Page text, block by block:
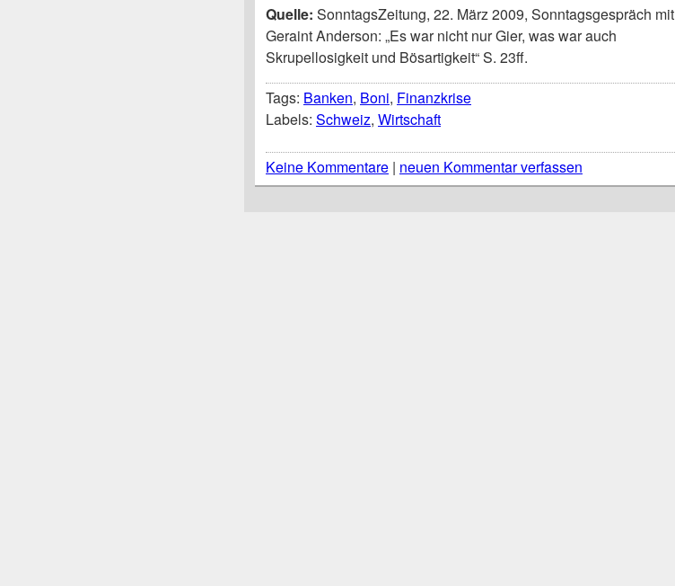
Quelle: SonntagsZeitung, 22. März 2009, Sonntagsgespräch mit
Geraint Anderson: „Es war nicht nur Gier, was war auch
Skrupellosigkeit und Bösartigkeit“ S. 23ff.
Tags: Banken, Boni, Finanzkrise
Labels: Schweiz, Wirtschaft
Keine Kommentare | neuen Kommentar verfassen